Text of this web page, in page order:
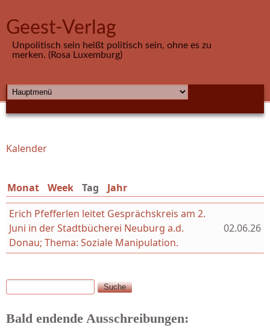
Geest-Verlag
Unpolitisch sein heißt politisch sein, ohne es zu
merken. (Rosa Luxemburg)
HAUPTMENÜ
Sie sind hier
Kalender
Monat Week Tag (aktiver Reiter)
Jahr
Erich Pfefferlen leitet Gesprächskreis am 2.
Juni in der Stadtbücherei Neuburg a.d.
Donau; Thema: Soziale Manipulation.
02.06.26
Suchformular
Suche
Bald endende Ausschreibungen: